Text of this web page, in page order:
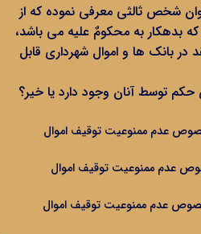
شخص ثالثی معرفی نموده که از
بدهکار به محکومٌ علیه می‌ باشد،
در بانک ها و اموال شهرداری قابل
حکم توسط آنان وجود دارد یا خیر؟
کل حقوقی به شماره ۷/۹۹۱۱۹۰۳ مورخ 27/12/ 1399 در خصوص عدم ممنوعیت توقیف اموال
کل حقوقی به شماره ۷/۹۹/۱۰۴۴ مورخ 08/07/ 1399 در خصوص عدم ممنوعیت توقیف اموال
اداره کل حقوقی به شماره ۷/۹۸/۹۲۳ مورخ 1398/07/16 در خصوص عدم ممنوعیت توقیف اموال